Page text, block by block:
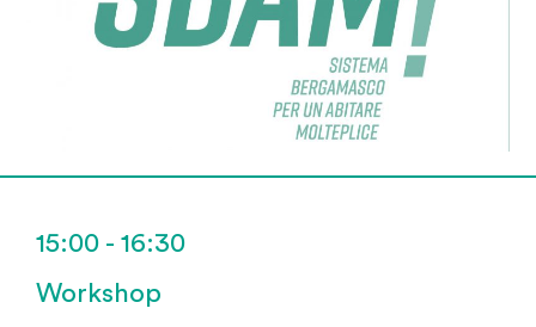
15:00 - 16:30
Workshop